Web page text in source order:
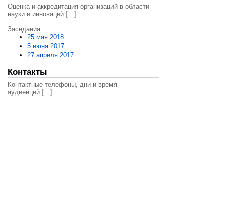
Оценка и аккредитация организаций в области
науки и инноваций […]
Заседания:
25 мая 2018
5 июня 2017
27 апреля 2017
Контакты
Контактные телефоны, дни и время
аудиенций […]